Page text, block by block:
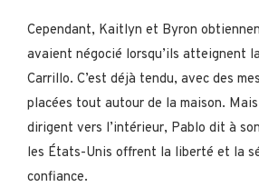
Cependant, Kaitlyn et Byron
avaient négocié lorsqu’ils atteignent
Carrillo. C’est déjà tendu, avec des
placées tout autour de la maison. Mais
dirigent vers l’intérieur, Pablo dit à
les États-Unis offrent la liberté et la
confiance.